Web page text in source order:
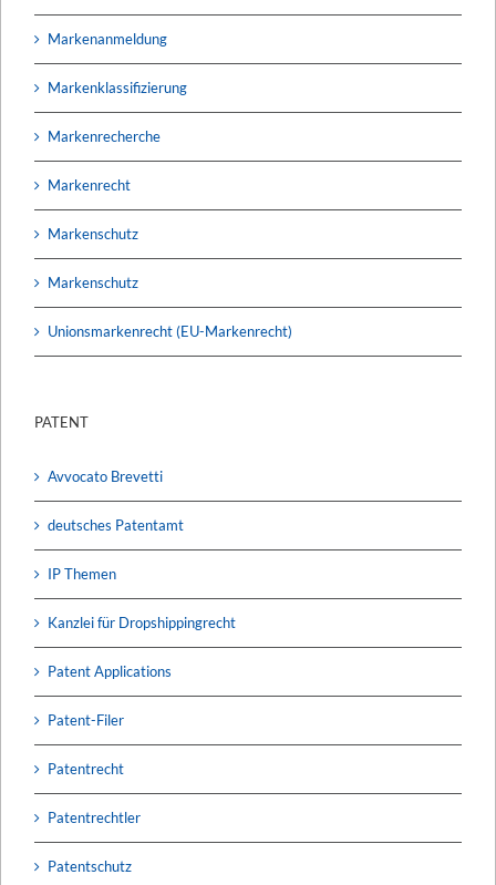
Markenanmeldung
Markenklassifizierung
Markenrecherche
Markenrecht
Markenschutz
Markenschutz
Unionsmarkenrecht (EU-Markenrecht)
PATENT
Avvocato Brevetti
deutsches Patentamt
IP Themen
Kanzlei für Dropshippingrecht
Patent Applications
Patent-Filer
Patentrecht
Patentrechtler
Patentschutz